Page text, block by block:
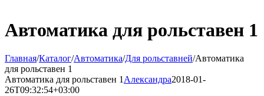
Автоматика для рольставен 1
Главная/Каталог/Автоматика/Для рольставней/Автоматика
для рольставен 1
Автоматика для рольставен 1 Александра2018-01-
26T09:32:54+03:00